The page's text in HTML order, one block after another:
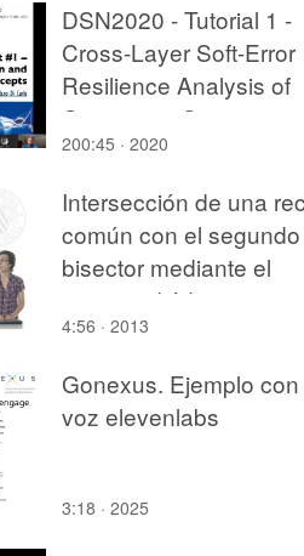
DSN2020 - Tutorial 1 -
Cross-Layer Soft-Error
Resilience Analysis of
Computing Systems
200:45 · 2020
Intersección de una
común con el segundo
bisector mediante el
sistema diédrico
4:56 · 2013
Gonexus. Ejemplo con
voz elevenlabs
3:18 · 2025